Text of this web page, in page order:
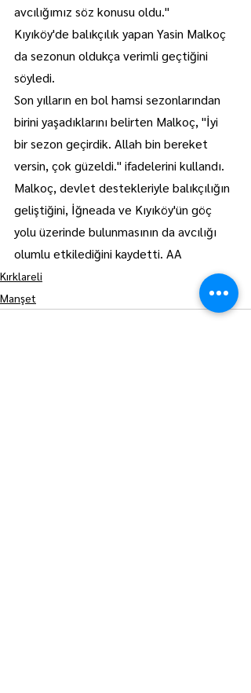
avcılığımız söz konusu oldu."
Kıyıköy'de balıkçılık yapan Yasin Malkoç
da sezonun oldukça verimli geçtiğini
söyledi.
Son yılların en bol hamsi sezonlarından
birini yaşadıklarını belirten Malkoç, "İyi
bir sezon geçirdik. Allah bin bereket
versin, çok güzeldi." ifadelerini kullandı.
Malkoç, devlet destekleriyle balıkçılığın
geliştiğini, İğneada ve Kıyıköy'ün göç
yolu üzerinde bulunmasının da avcılığı
olumlu etkilediğini kaydetti. AA
Kırklareli
Manşet